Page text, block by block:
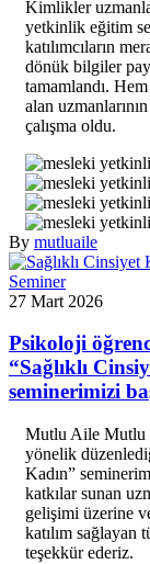
Kimlikler
yetkinlik eğitim
katılımcıların
dönük bilgiler
tamamlandı.
alan
çalışma oldu.
By mutluaile
Seminer
27 Mart 2026
Psikoloji
“Sağlıklı
seminerimizi
Mutlu Aile Mutlu
yönelik
Kadın”
katkılar sunan
gelişimi üzerine
katılım sağlayan
teşekkür ederiz.